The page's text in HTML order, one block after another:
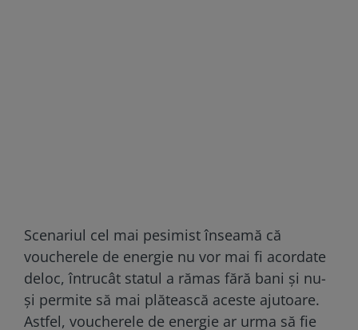
Scenariul cel mai pesimist înseamă că
voucherele de energie nu vor mai fi acordate
deloc, întrucât statul a rămas fără bani și nu-
și permite să mai plătească aceste ajutoare.
Astfel, voucherele de energie ar urma să fie